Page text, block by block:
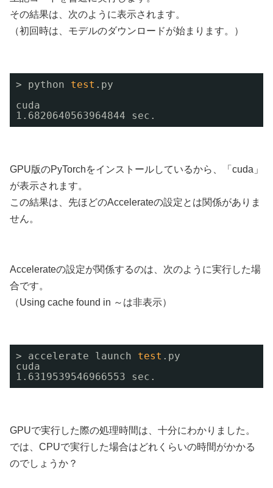
その結果は、次のように表示されます。
（初回時は、モデルのダウンロードが始まります。）
> python test .py
cuda
1.6820640563964844 sec.
GPU版のPyTorchをインストールしているから、「cuda」
が表示されます。
この結果は、先ほどのAccelerateの設定とは関係がありま
せん。
Accelerateの設定が関係するのは、次のように実行した場
合です。
（Using cache found in ～は非表示）
> accelerate launch test .py
cuda
1.6319539546966553 sec.
GPUで実行した際の処理時間は、十分にわかりました。
では、CPUで実行した場合はどれくらいの時間がかかる
のでしょうか？